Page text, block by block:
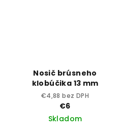
Nosič brúsneho
klobúčika 13 mm
€4,88 bez DPH
€6
Skladom